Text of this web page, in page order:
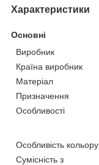
Характеристики
Основні
Виробник
Країна виробник
Матеріал
Призначення
Особливості
Особливість кольору
Сумісність з